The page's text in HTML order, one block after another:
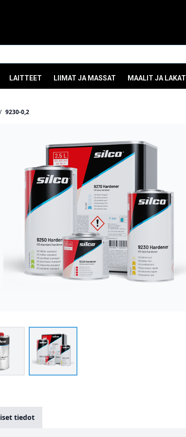
LAITTEET LIIMAT JA MASSAT MAALIT JA LAKAT
/ 9230-0,2
tiedot